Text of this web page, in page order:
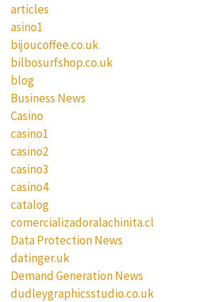
articles
asino1
bijoucoffee.co.uk
bilbosurfshop.co.uk
blog
Business News
Casino
casino1
casino2
casino3
casino4
catalog
comercializadoralachinita.cl
Data Protection News
datinger.uk
Demand Generation News
dudleygraphicsstudio.co.uk